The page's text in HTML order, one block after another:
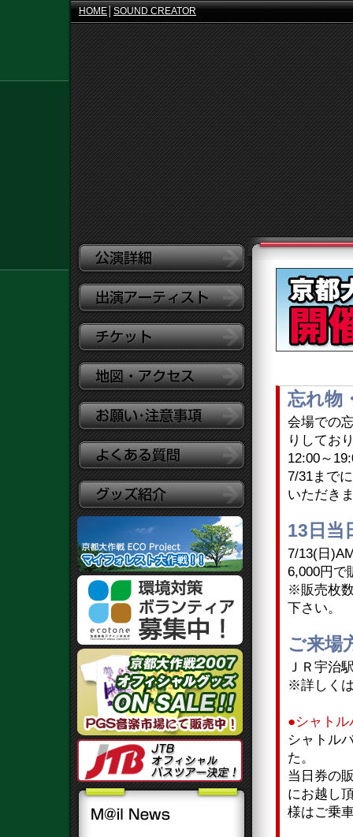
HOME SOUND CREATOR
忘れ物
会場での
りしてお
12:00～
7/31まで
いただき
13日当
7/13(日
6,000円で
※販売枚
下さい。
ご来場
ＪＲ宇治
※詳しく
●シャト
シャトル
た。
当日券の
にお越し
様はご乗